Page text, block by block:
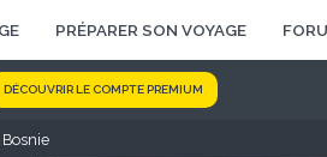
PRÉPARER SON VOYAGE
DÉCOUVRIR LE COMPTE PREMIUM
Bosnie